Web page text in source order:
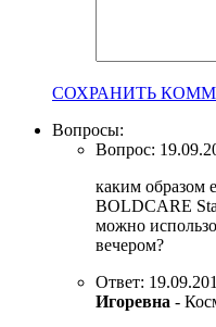
СОХРАНИТЬ
Вопросы:
Вопрос:
каким образом
BOLDCARE
можно
вечером?
Ответ:
Игоревна -